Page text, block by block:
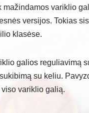
variklio
versijos. Tokias
klasėse.
galios reguliavimą
su keliu.
variklio galią.